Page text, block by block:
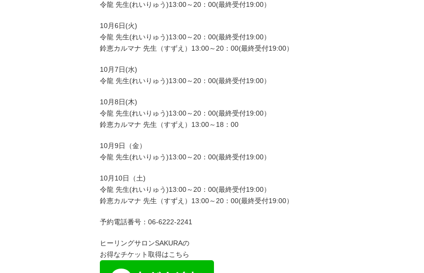
令龍 先生(れいりゅう)13:00～20：00(最終受付19:00）
10月6日(火)
令龍 先生(れいりゅう)13:00～20：00(最終受付19:00）
鈴恵カルマナ 先生（すずえ）13:00～20：00(最終受付19:00）
10月7日(水)
令龍 先生(れいりゅう)13:00～20：00(最終受付19:00）
10月8日(木)
令龍 先生(れいりゅう)13:00～20：00(最終受付19:00）
鈴恵カルマナ 先生（すずえ）13:00～18：00
10月9日（金）
令龍 先生(れいりゅう)13:00～20：00(最終受付19:00）
10月10日（土)
令龍 先生(れいりゅう)13:00～20：00(最終受付19:00）
鈴恵カルマナ 先生（すずえ）13:00～20：00(最終受付19:00）
予約電話番号：06-6222-2241
ヒーリングサロンSAKURAの
お得なチケット取得はこちら